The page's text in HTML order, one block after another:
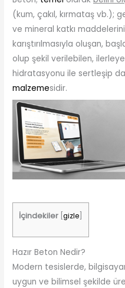
(kum, çakıl, kırmataş vb.);
ve mineral katkı
karıştırılmasıyla oluşan,
olup şekil verilebilen,
hidratasyonu ile sertleşip
malzemesidir.
İçindekiler [gizle
Hazır Beton Nedir?
Modern tesislerde,
uygun ve bilimsel şekilde